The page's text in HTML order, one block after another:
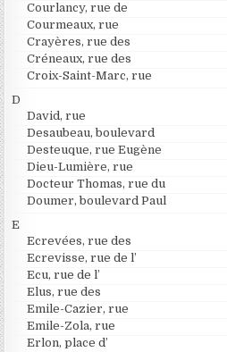
Courlancy, rue de
Courmeaux, rue
Crayères, rue des
Créneaux, rue des
Croix-Saint-Marc, rue
D
David, rue
Desaubeau, boulevard
Desteuque, rue Eugène
Dieu-Lumière, rue
Docteur Thomas, rue du
Doumer, boulevard Paul
E
Ecrevées, rue des
Ecrevisse, rue de l’
Ecu, rue de l’
Elus, rue des
Emile-Cazier, rue
Emile-Zola, rue
Erlon, place d’